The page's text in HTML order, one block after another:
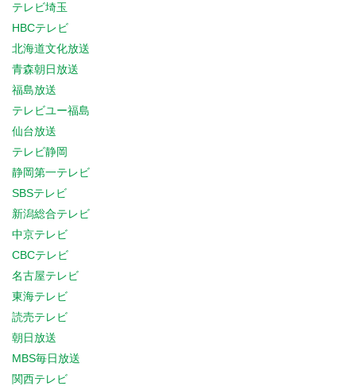
テレビ埼玉
HBCテレビ
北海道文化放送
青森朝日放送
福島放送
テレビユー福島
仙台放送
テレビ静岡
静岡第一テレビ
SBSテレビ
新潟総合テレビ
中京テレビ
CBCテレビ
名古屋テレビ
東海テレビ
読売テレビ
朝日放送
MBS毎日放送
関西テレビ